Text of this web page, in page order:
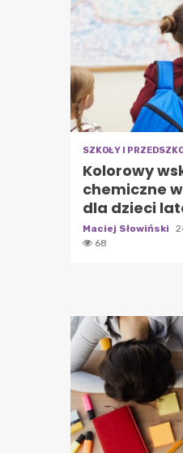
SZKOŁY I
Kolorowy
chemiczne
dla dzieci
Maciej Słowiński
68